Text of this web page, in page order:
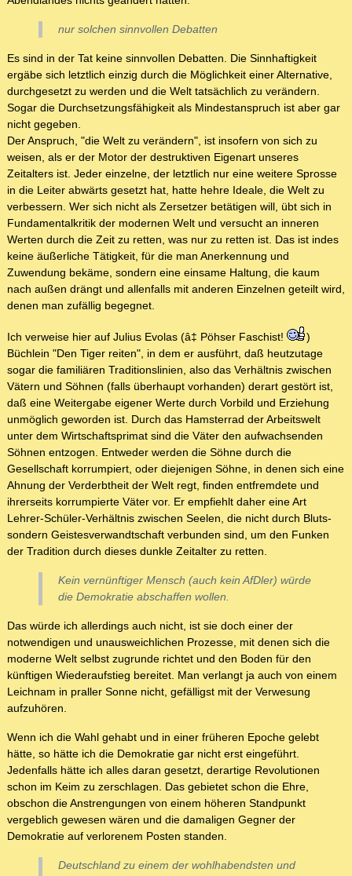
nur solchen sinnvollen Debatten
Es sind in der Tat keine sinnvollen Debatten. Die Sinnhaftigkeit
ergäbe sich letztlich einzig durch die Möglichkeit einer Alternative,
durchgesetzt zu werden und die Welt tatsächlich zu verändern.
Sogar die Durchsetzungsfähigkeit als Mindestanspruch ist aber gar
nicht gegeben.
Der Anspruch, "die Welt zu verändern", ist insofern von sich zu
weisen, als er der Motor der destruktiven Eigenart unseres
Zeitalters ist. Jeder einzelne, der letztlich nur eine weitere Sprosse
in die Leiter abwärts gesetzt hat, hatte hehre Ideale, die Welt zu
verbessern. Wer sich nicht als Zersetzer betätigen will, übt sich in
Fundamentalkritik der modernen Welt und versucht an inneren
Werten durch die Zeit zu retten, was nur zu retten ist. Das ist indes
keine äußerliche Tätigkeit, für die man Anerkennung und
Zuwendung bekäme, sondern eine einsame Haltung, die kaum
nach außen drängt und allenfalls mit anderen Einzelnen geteilt wird,
denen man zufällig begegnet.
Ich verweise hier auf Julius Evolas (â‡ Pöhser Faschist!
)
Büchlein "Den Tiger reiten", in dem er ausführt, daß heutzutage
sogar die familiären Traditionslinien, also das Verhältnis zwischen
Vätern und Söhnen (falls überhaupt vorhanden) derart gestört ist,
daß eine Weitergabe eigener Werte durch Vorbild und Erziehung
unmöglich geworden ist. Durch das Hamsterrad der Arbeitswelt
unter dem Wirtschaftsprimat sind die Väter den aufwachsenden
Söhnen entzogen. Entweder werden die Söhne durch die
Gesellschaft korrumpiert, oder diejenigen Söhne, in denen sich eine
Ahnung der Verderbtheit der Welt regt, finden entfremdete und
ihrerseits korrumpierte Väter vor. Er empfiehlt daher eine Art
Lehrer-Schüler-Verhältnis zwischen Seelen, die nicht durch Bluts-
sondern Geistesverwandtschaft verbunden sind, um den Funken
der Tradition durch dieses dunkle Zeitalter zu retten.
Kein vernünftiger Mensch (auch kein AfDler) würde
die Demokratie abschaffen wollen.
Das würde ich allerdings auch nicht, ist sie doch einer der
notwendigen und unausweichlichen Prozesse, mit denen sich die
moderne Welt selbst zugrunde richtet und den Boden für den
künftigen Wiederaufstieg bereitet. Man verlangt ja auch von einem
Leichnam in praller Sonne nicht, gefälligst mit der Verwesung
aufzuhören.
Wenn ich die Wahl gehabt und in einer früheren Epoche gelebt
hätte, so hätte ich die Demokratie gar nicht erst eingeführt.
Jedenfalls hätte ich alles daran gesetzt, derartige Revolutionen
schon im Keim zu zerschlagen. Das gebietet schon die Ehre,
obschon die Anstrengungen von einem höheren Standpunkt
vergeblich gewesen wären und die damaligen Gegner der
Demokratie auf verlorenem Posten standen.
Deutschland zu einem der wohlhabendsten und